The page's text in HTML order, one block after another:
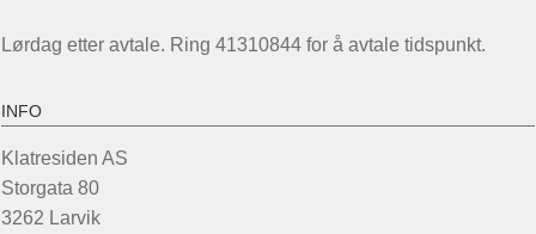
Lørdag etter avtale. Ring 41310844 for å avtale tidspunkt.
INFO
Klatresiden AS
Storgata 80
3262 Larvik